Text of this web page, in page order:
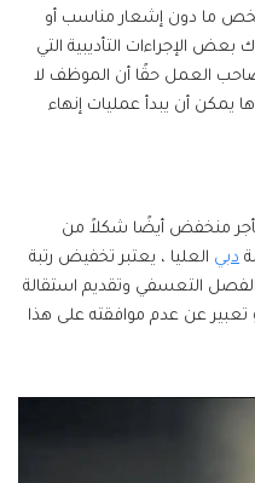
ما دون إشعار مناسب أو
بعض الإجراءات التأديبية التي
العمل حقًا أن الموظف لا
أن يبدأ عمليات إنهاء
بأجر منخفض أيضًا شكلاً من
دبي العليا ، يعتبر تخفيض رتبة
التعسفي وتقديم استقالة
عن عدم موافقته على هذا